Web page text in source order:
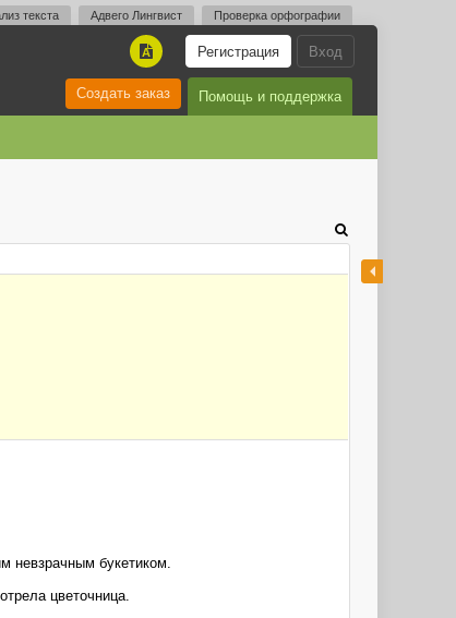
текста Адвего Лингвист Проверка орфографии
Вход
Регистрация
A
Помощь и поддержка
Создать заказ
невзрачным букетиком.
цветочница.